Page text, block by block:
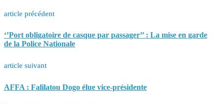
article précédent
‘’Port obligatoire de casque par passager’’ : La mise en garde
de la Police Nationale
article suivant
AFFA : Falilatou Dogo élue vice-présidente